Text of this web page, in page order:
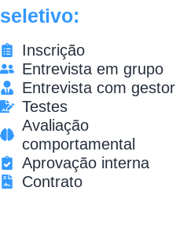
Inscrição
Entrevista em grupo
Entrevista com gestor
Testes
Avaliação
comportamental
Aprovação interna
Contrato
seletivo: